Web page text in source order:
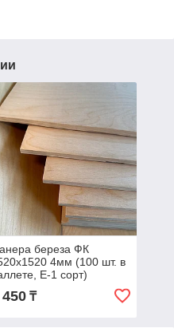
береза ФК
4мм (100 шт. в
E-1 сорт)
₸